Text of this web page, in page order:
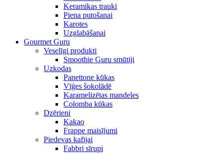
Keramikas trauki
Piena putošanai
Karotes
Uzglabāšanai
Gourmet Guru
Veselīgi produkti
Smoothie Guru smūtiji
Uzkodas
Panettone kūkas
Vīģes šokolādē
Karamelizētas mandeles
Colomba kūkas
Dzērieni
Kakao
Frappe maisījumi
Piedevas kafijai
Fabbri sīrupi